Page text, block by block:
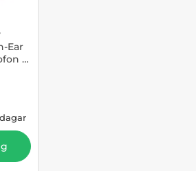
Ear
-